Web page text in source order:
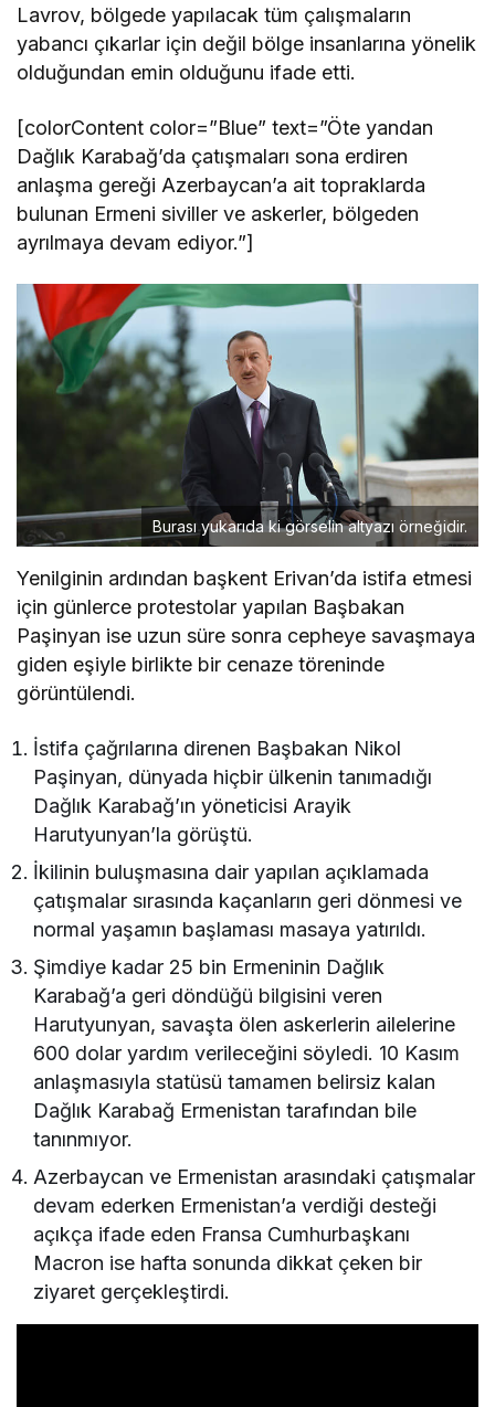
Lavrov, bölgede yapılacak tüm çalışmaların
yabancı çıkarlar için değil bölge insanlarına yönelik
olduğundan emin olduğunu ifade etti.
[colorContent color=”Blue” text=”Öte yandan
Dağlık Karabağ’da çatışmaları sona erdiren
anlaşma gereği Azerbaycan’a ait topraklarda
bulunan Ermeni siviller ve askerler, bölgeden
ayrılmaya devam ediyor.”]
Burası yukarıda ki görselin altyazı örneğidir.
Yenilginin ardından başkent Erivan’da istifa etmesi
için günlerce protestolar yapılan Başbakan
Paşinyan ise uzun süre sonra cepheye savaşmaya
giden eşiyle birlikte bir cenaze töreninde
görüntülendi.
İstifa çağrılarına direnen Başbakan Nikol
Paşinyan, dünyada hiçbir ülkenin tanımadığı
Dağlık Karabağ’ın yöneticisi Arayik
Harutyunyan’la görüştü.
İkilinin buluşmasına dair yapılan açıklamada
çatışmalar sırasında kaçanların geri dönmesi ve
normal yaşamın başlaması masaya yatırıldı.
Şimdiye kadar 25 bin Ermeninin Dağlık
Karabağ’a geri döndüğü bilgisini veren
Harutyunyan, savaşta ölen askerlerin ailelerine
600 dolar yardım verileceğini söyledi. 10 Kasım
anlaşmasıyla statüsü tamamen belirsiz kalan
Dağlık Karabağ Ermenistan tarafından bile
tanınmıyor.
Azerbaycan ve Ermenistan arasındaki çatışmalar
devam ederken Ermenistan’a verdiği desteği
açıkça ifade eden Fransa Cumhurbaşkanı
Macron ise hafta sonunda dikkat çeken bir
ziyaret gerçekleştirdi.